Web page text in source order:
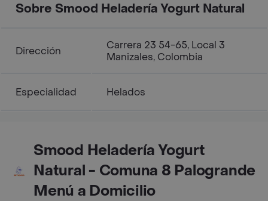
Sobre Smood Heladería Yogurt Natural
Dirección
Carrera 23 54-65, Local 3
Manizales, Colombia
Especialidad Helados
Smood Heladería Yogurt
Natural - Comuna 8 Palogrande
Menú a Domicilio